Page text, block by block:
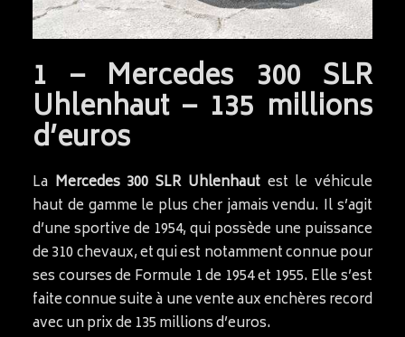
1 – Mercedes 300 SLR
Uhlenhaut – 135 millions
d’euros
La Mercedes 300 SLR Uhlenhautest le véhicule
haut de gamme le plus cher jamais vendu. Il s’agit
d’une sportive de 1954, qui possède une puissance
de 310 chevaux, et qui est notamment connue pour
ses courses de Formule 1 de 1954 et 1955. Elle s’est
faite connue suite à une vente aux enchères record
avec un prix de 135 millions d’euros.